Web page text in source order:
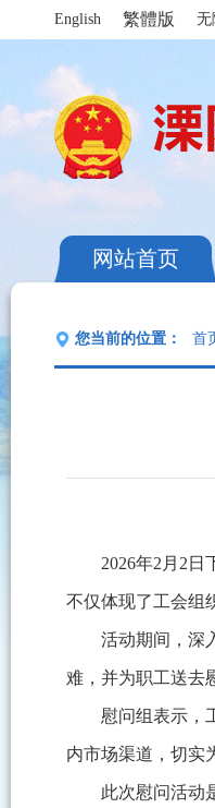
English 繁體版 无
网站首页
您当前的位置： 首
2026年2月2
不仅体现了工会组
活动期间，深
难，并为职工送去
慰问组表示，
内市场渠道，切实
此次慰问活动